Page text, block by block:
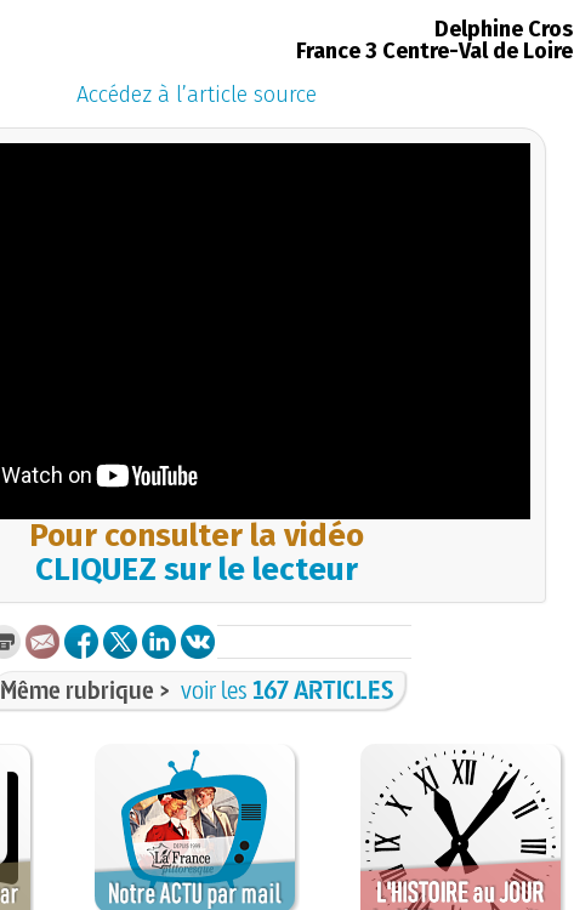
Delphine Cros
France 3 Centre-Val de Loire
Accédez à l’article source
Pour consulter la vidéo
CLIQUEZ sur le lecteur
Même rubrique > voir les 167 ARTICLES